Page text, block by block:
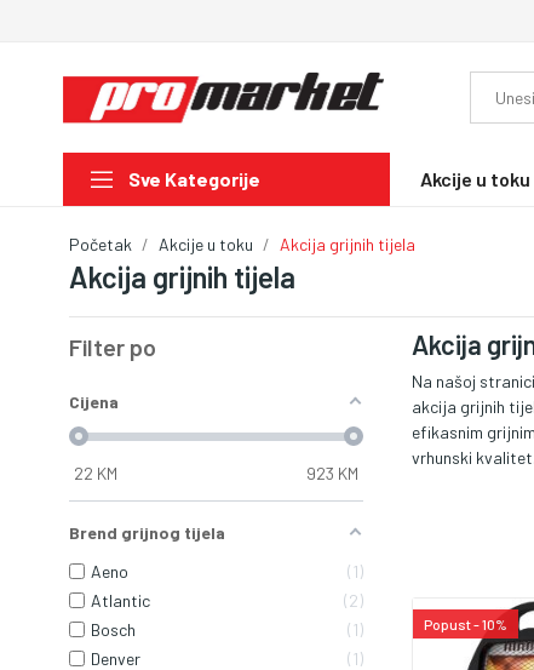
Sve Kategorije Akcije u toku
Akcija grijnih tijela
Početak Akcije u toku Akcija grijnih tijela
Filter po
Cijena
22 KM 923 KM
Brend grijnog tijela
Aeno
1
Atlantic
2
Bosch
1
Denver
1
Akcija
Na našoj
akcija grijnih
efikasnim
vrhunski kvalitet.
Popust - 10%